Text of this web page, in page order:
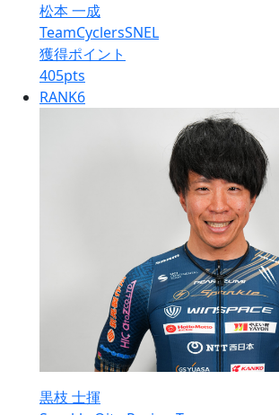
松本 一成
TeamCyclersSNEL
獲得ポイント
405pts
RANK6
黒枝 士揮